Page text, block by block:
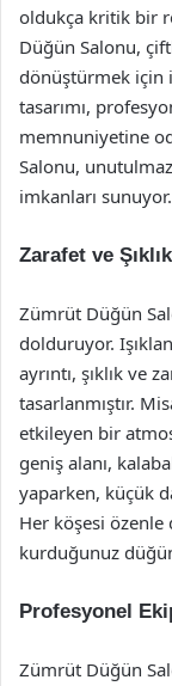
oldukça kritik bir
Düğün Salonu,
dönüştürmek için
tasarımı,
memnuniyetine
Salonu,
imkanları sunuyor.
Zarafet ve Şıklık
Zümrüt Düğün
dolduruyor.
ayrıntı, şıklık ve
tasarlanmıştır.
etkileyen bir
geniş alanı,
yaparken, küçük
Her köşesi
kurduğunuz
Profesyonel
Zümrüt Düğün